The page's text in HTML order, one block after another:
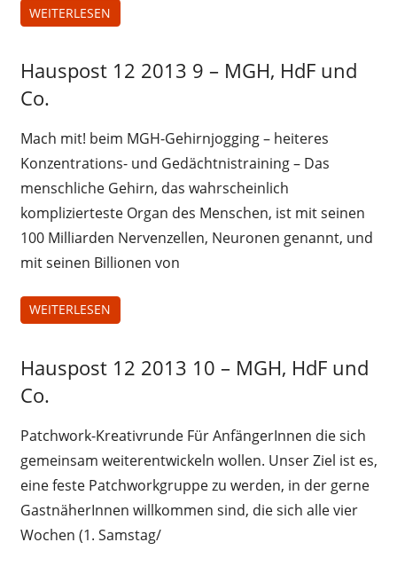
WEITERLESEN
Hauspost
12-2013
Hauspost 12 2013 9 – MGH, HdF und
Co.
Mach mit! beim MGH-Gehirnjogging – heiteres
Konzentrations- und Gedächtnistraining – Das
menschliche Gehirn, das wahrscheinlich
komplizierteste Organ des Menschen, ist mit seinen
100 Milliarden Nervenzellen, Neuronen genannt, und
mit seinen Billionen von
WEITERLESEN
Hauspost
12-2013
Hauspost 12 2013 10 – MGH, HdF und
Co.
Patchwork-Kreativrunde Für AnfängerInnen die sich
gemeinsam weiterentwickeln wollen. Unser Ziel ist es,
eine feste Patchworkgruppe zu werden, in der gerne
GastnäherInnen willkommen sind, die sich alle vier
Wochen (1. Samstag/